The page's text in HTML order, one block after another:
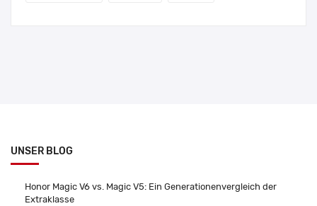
UNSER BLOG
Honor Magic V6 vs. Magic V5: Ein Generationenvergleich der
Extraklasse